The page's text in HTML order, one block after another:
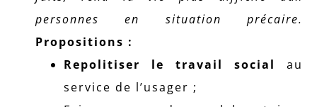
personnes en situation précaire.
Propositions :
Repolitiser le travail social
au
service de l’usager ;